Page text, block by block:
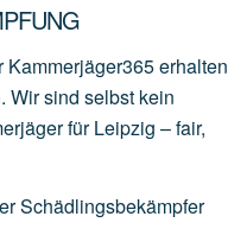
erhalten
Wir sind selbst kein
für Leipzig – fair,
Schädlingsbekämpfer